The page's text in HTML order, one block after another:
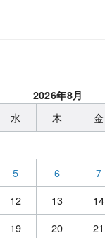
2026年8月
水 木 金
5 6 7
12 13 14
19 20 21